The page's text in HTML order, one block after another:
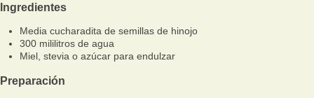
Ingredientes
Media cucharadita de semillas de hinojo
300 mililitros de agua
Miel, stevia o azúcar para endulzar
Preparación